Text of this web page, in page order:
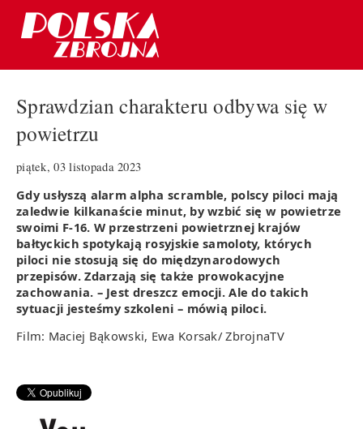
Sprawdzian charakteru odbywa się w
powietrzu
piątek, 03 listopada 2023
Gdy usłyszą alarm alpha scramble, polscy piloci mają
zaledwie kilkanaście minut, by wzbić się w powietrze
swoimi F-16. W przestrzeni powietrznej krajów
bałtyckich spotykają rosyjskie samoloty, których
piloci nie stosują się do międzynarodowych
przepisów. Zdarzają się także prowokacyjne
zachowania. – Jest dreszcz emocji. Ale do takich
sytuacji jesteśmy szkoleni – mówią piloci.
Film: Maciej Bąkowski, Ewa Korsak/ ZbrojnaTV